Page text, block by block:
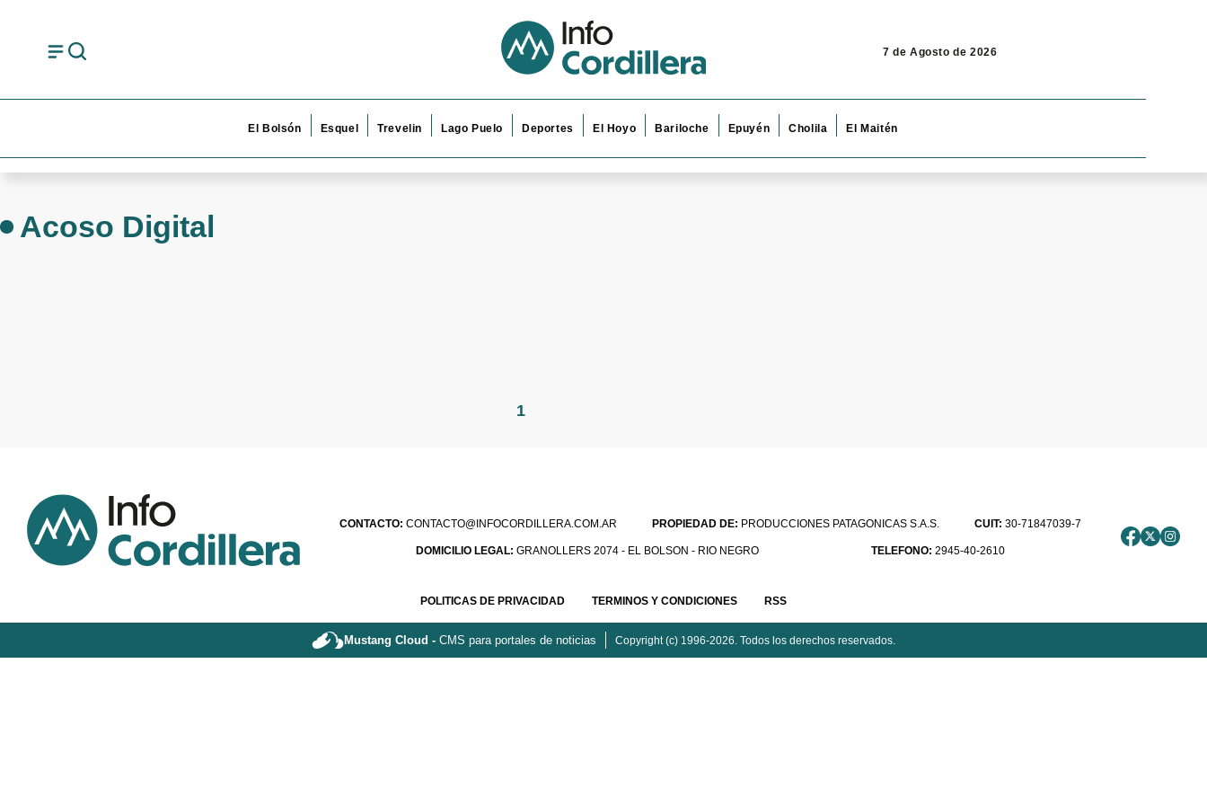
7 de Agosto de 2026
El Bolsón Esquel Trevelin Lago Puelo Deportes El Hoyo Bariloche Epuyén Cholila El Maitén
Acoso Digital
1
CONTACTO: CONTACTO@INFOCORDILLERA.COM.AR PROPIEDAD DE: PRODUCCIONES PATAGONICAS S.A.S. CUIT: 30-71847039-7
DOMICILIO LEGAL:GRANOLLERS 2074 - EL BOLSON - RIO NEGRO TELEFONO: 2945-40-2610
POLITICAS DE PRIVACIDAD TERMINOS Y CONDICIONES RSS
Mustang Cloud - CMS para portales de noticias Copyright (c) 1996-2026. Todos los derechos reservados.